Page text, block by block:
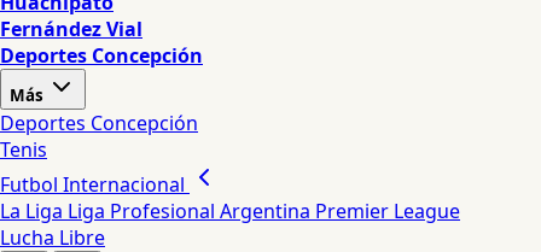
Fernández Vial
Deportes Concepción
Más
Deportes Concepción
Tenis
Futbol Internacional
La Liga Liga Profesional Argentina Premier League
Lucha Libre